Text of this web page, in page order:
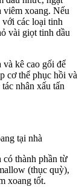
xoang. Nếu
các loại tinh
vài giọt tinh dầu
kê cao gối để
cơ thể phục hồi và
nhân xấu tấn
có thành phần từ
(thục quỳ),
xoang tốt.